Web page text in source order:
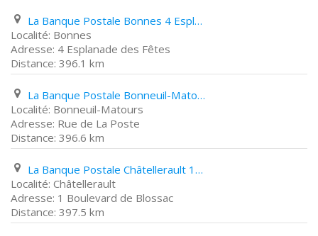
La Banque Postale Bonnes 4 Esplanade des Fêtes
Bonnes
4 Esplanade des Fêtes
396.1 km
La Banque Postale Bonneuil-Matours Rue de La Poste
Bonneuil-Matours
Rue de La Poste
396.6 km
La Banque Postale Châtellerault 1 Boulevard de Blossac
Châtellerault
1 Boulevard de Blossac
397.5 km